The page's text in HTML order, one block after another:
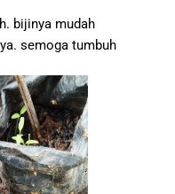
bijinya mudah
semoga tumbuh